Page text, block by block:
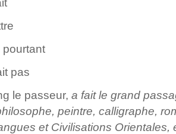
pas
le passeur, a fait le grand
peintre, calligraphe,
et Civilisations